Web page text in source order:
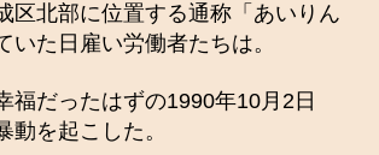
区北部に位置する通称「あいりん
いた日雇い労働者たちは。
福だったはずの1990年10月2日
動を起こした。